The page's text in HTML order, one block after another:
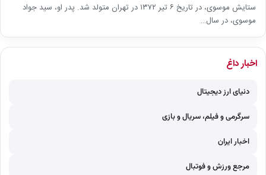
ستایش موسوی، در تاریخ ۶ تیر ۱۳۷۲ در تهران متولد شد. پدر او، سید جواد
موسوی، در سال…
اخبار داغ
دنیای ارز دیجیتال
سرگرمی و فیلم، سریال و بازی
اخبار ایران
مرجع ورزش و فوتبال